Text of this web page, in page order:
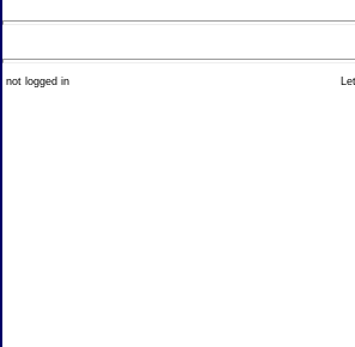
Ein Teil der Daten wird
Welche Rechte haben
Sie haben jederzeit das
not logged in